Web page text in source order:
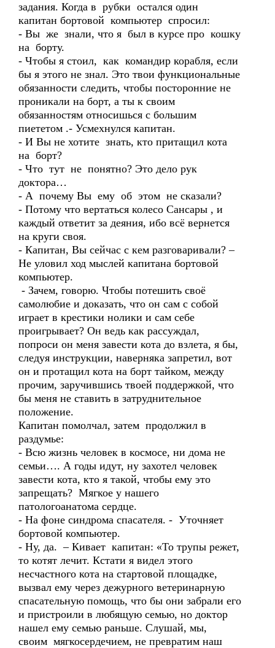
задания. Когда в рубки остался один
капитан бортовой компьютер спросил:
- Вы же знали, что я был в курсе про кошку
на борту.
- Чтобы я стоил, как командир корабля, если
бы я этого не знал. Это твои функциональные
обязанности следить, чтобы посторонние не
проникали на борт, а ты к своим
обязанностям относишься с большим
пиететом .- Усмехнулся капитан.
- И Вы не хотите знать, кто притащил кота
на борт?
- Что тут не понятно? Это дело рук
доктора…
- А почему Вы ему об этом не сказали?
- Потому что вертаться колесо Сансары , и
каждый ответит за деяния, ибо всё вернется
на круги своя.
- Капитан, Вы сейчас с кем разговаривали? –
Не уловил ход мыслей капитана бортовой
компьютер.
- Зачем, говорю. Чтобы потешить своё
самолюбие и доказать, что он сам с собой
играет в крестики нолики и сам себе
проигрывает? Он ведь как рассуждал,
попроси он меня завести кота до взлета, я бы,
следуя инструкции, наверняка запретил, вот
он и протащил кота на борт тайком, между
прочим, заручившись твоей поддержкой, что
бы меня не ставить в затруднительное
положение.
Капитан помолчал, затем продолжил в
раздумье:
- Всю жизнь человек в космосе, ни дома не
семьи…. А годы идут, ну захотел человек
завести кота, кто я такой, чтобы ему это
запрещать? Мягкое у нашего
патологоанатома сердце.
- На фоне синдрома спасателя. - Уточняет
бортовой компьютер.
- Ну, да. – Кивает капитан: «То трупы режет,
то котят лечит. Кстати я видел этого
несчастного кота на стартовой площадке,
вызвал ему через дежурного ветеринарную
спасательную помощь, что бы они забрали его
и пристроили в любящую семью, но доктор
нашел ему семью раньше. Слушай, мы,
своим мягкосердечием, не превратим наш